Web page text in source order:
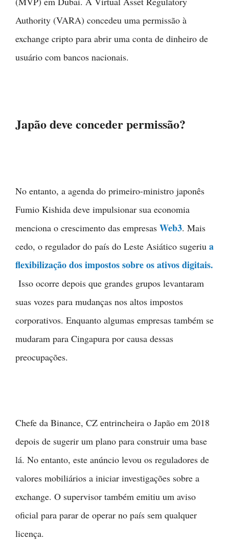
Authority (VARA) concedeu uma permissão à
exchange cripto para abrir uma conta de dinheiro de
usuário com bancos nacionais.
Japão deve conceder permissão?
No entanto, a agenda do primeiro-ministro japonês
Fumio Kishida deve impulsionar sua economia
menciona o crescimento das empresas Web3. Mais
cedo, o regulador do país do Leste Asiático sugeriu a
flexibilização dos impostos sobre os ativos digitais.
Isso ocorre depois que grandes grupos levantaram
suas vozes para mudanças nos altos impostos
corporativos. Enquanto algumas empresas também se
mudaram para Cingapura por causa dessas
preocupações.
Chefe da Binance, CZ entrincheira o Japão em 2018
depois de sugerir um plano para construir uma base
lá. No entanto, este anúncio levou os reguladores de
valores mobiliários a iniciar investigações sobre a
exchange. O supervisor também emitiu um aviso
oficial para parar de operar no país sem qualquer
licença.